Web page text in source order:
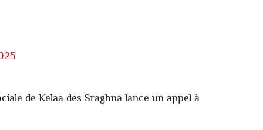
de Kelaa des Sraghna lance un appel à